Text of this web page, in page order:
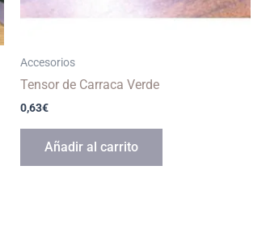
Accesorios
Tensor de Carraca Verde
0,63€
Añadir al carrito